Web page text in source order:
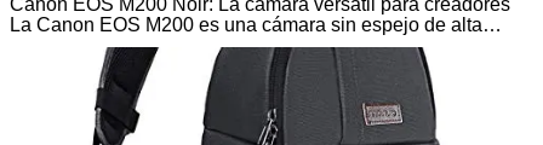
La Canon EOS M200 es una cámara sin espejo de alta…